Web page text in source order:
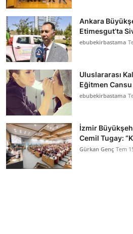
Ankara
Etimesgut’ta
ebubekirbastama
Uluslararası
Eğitmen
ebubekirbastama
İzmir
Cemil Tugay:
Gürkan Genç Tem